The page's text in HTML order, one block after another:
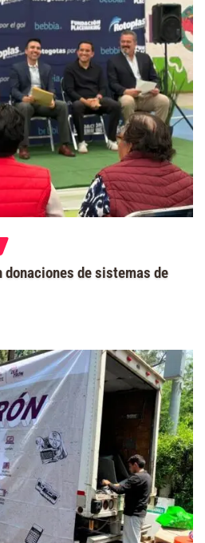
donaciones de sistemas de